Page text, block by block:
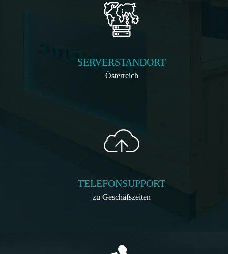
SERVERSTANDORT
Österreich
TELEFONSUPPORT
zu Geschäfszeiten